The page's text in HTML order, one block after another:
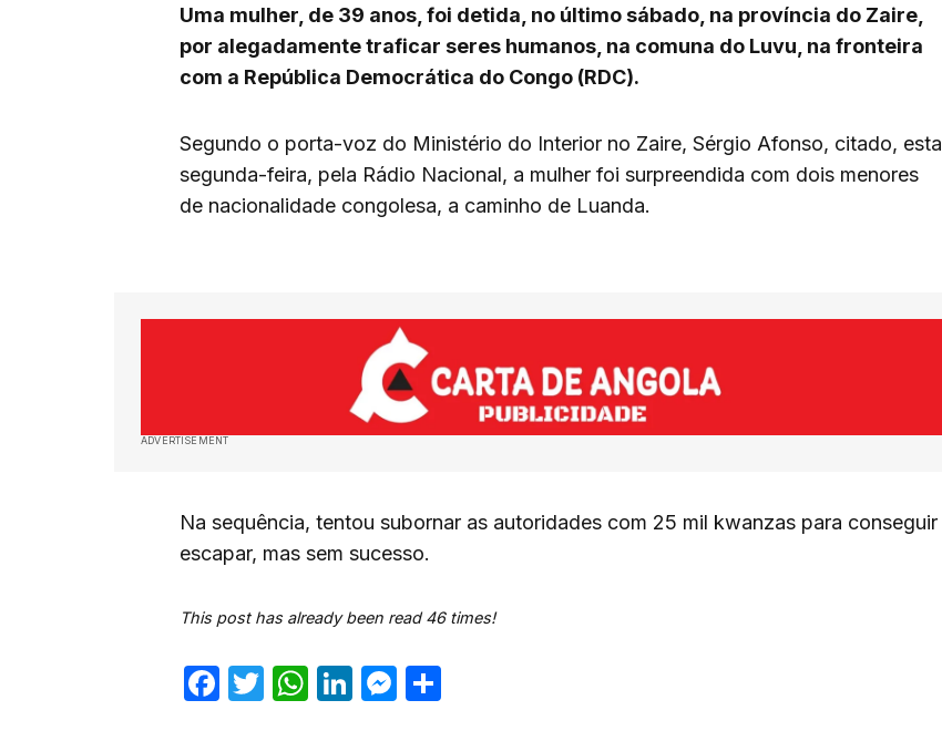
Uma mulher, de 39 anos, foi detida, no último sábado, na província do Zaire,
por alegadamente traficar seres humanos, na comuna do Luvu, na fronteira
com a República Democrática do Congo (RDC).
Segundo o porta-voz do Ministério do Interior no Zaire, Sérgio Afonso, citado, esta
segunda-feira, pela Rádio Nacional, a mulher foi surpreendida com dois menores
de nacionalidade congolesa, a caminho de Luanda.
ADVERTISEMENT
Na sequência, tentou subornar as autoridades com 25 mil kwanzas para conseguir
escapar, mas sem sucesso.
This post has already been read 46 times!
Facebook
Twitter
WhatsApp
LinkedIn
Messenger